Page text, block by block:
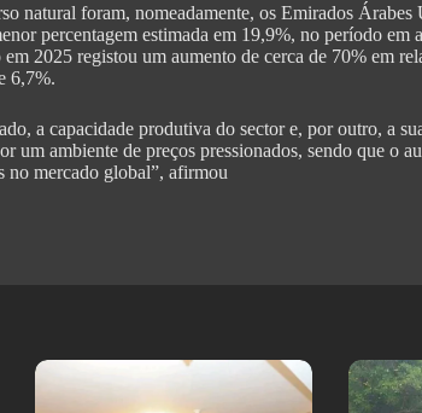
natural foram, nomeadamente, os Emirados
percentagem estimada em 19,9%, no período em
2025 registou um aumento de cerca de 70% em
6,7%.
a capacidade produtiva do sector e, por outro, a
um ambiente de preços pressionados, sendo que o
no mercado global”, afirmou